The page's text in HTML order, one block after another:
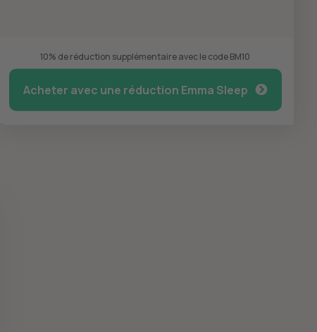
10% de réduction supplémentaire avec le code BM10
Acheter avec une réduction Emma Sleep